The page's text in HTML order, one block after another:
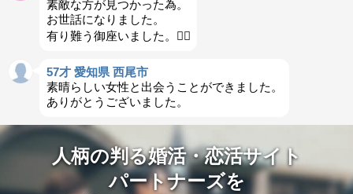
素敵な方が見つかった為。
お世話になりました。
有り難う御座いました。🙇‍♀️
57才 愛知県 西尾市
素晴らしい女性と出会うことができました。
ありがとうございました。
人柄の判る婚活・恋活サイト
パートナーズを